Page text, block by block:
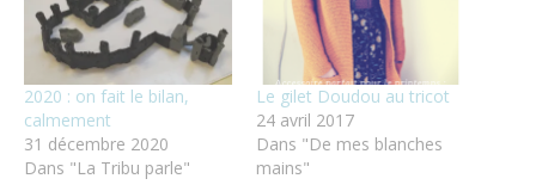
2020 : on fait le bilan,
calmement
31 décembre 2020
Dans "La Tribu parle"
Le gilet Doudou au tricot
24 avril 2017
Dans "De mes blanches
mains"